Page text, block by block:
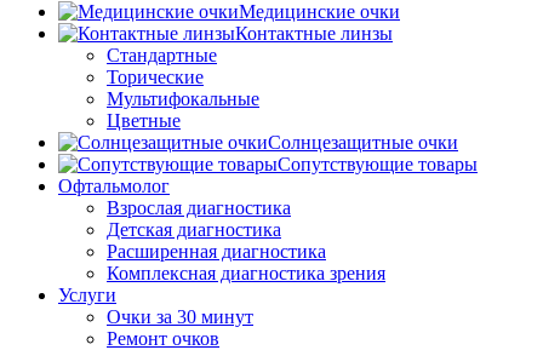
Медицинские очки
Контактные линзы
Стандартные
Торические
Мультифокальные
Цветные
Солнцезащитные очки
Сопутствующие товары
Офтальмолог
Взрослая диагностика
Детская диагностика
Расширенная диагностика
Комплексная диагностика зрения
Услуги
Очки за 30 минут
Ремонт очков